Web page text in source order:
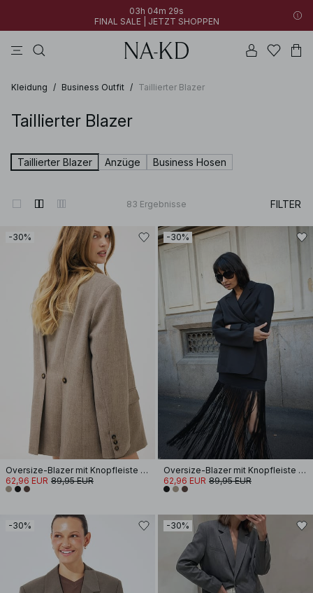
03h 04m 27s
FINAL SALE | JETZT SHOPPEN
03h 04m 27s
FINAL SALE | JETZT SHOPPEN
30% RABATT AUF ALLES | JETZT SHOPPEN
Kleidung / Business Outfit / Taillierter Blazer
Taillierter Blazer
Taillierter Blazer Anzüge Business Hosen
83 Ergebnisse FILTER
-30%
Oversize-Blazer mit Knopfleiste am Rücken
62,96 EUR 89,95 EUR
-30%
Oversize-Blazer mit Knopfleiste am Rücken
62,96 EUR 89,95 EUR
-30% -30%